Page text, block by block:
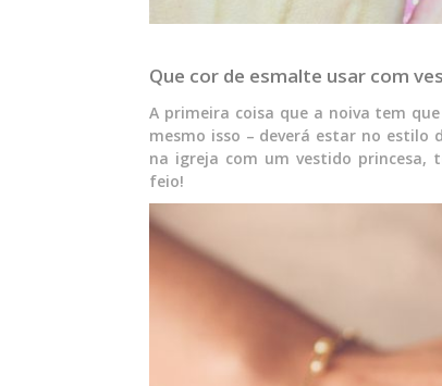
Que cor de esmalte usar com
A primeira coisa que a noiva tem
mesmo isso – deverá estar no estilo
na igreja com um vestido princesa,
feio!